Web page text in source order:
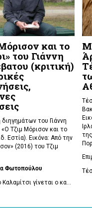
και το
του Γιάννη
(κριτική)
διηγημάτων του Γιάννη
Τζιμ Μόρισον και το
Εστία). Εικόνα: Από την
(2016) του Τζιμ
Φωτοπούλου
γίνεται ο κα...